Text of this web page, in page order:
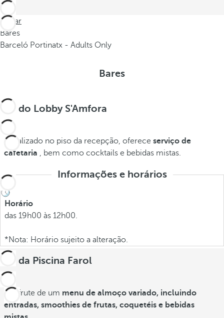
Voltar
Bares
Barceló Portinatx - Adults Only
Bares
Bar do Lobby S'Amfora
Localizado no piso da recepção, oferece serviço de
cafetaria , bem como cocktails e bebidas mistas.
Informações e horários
Horário
das 19h00 às 12h00.
*Nota: Horário sujeito a alteração.
Bar da Piscina Farol
Desfrute de um menu de almoço variado, incluindo
entradas, smoothies de frutas, coquetéis e bebidas